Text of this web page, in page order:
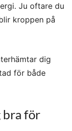
Ju oftare du
kroppen på
dig
för både
bra för